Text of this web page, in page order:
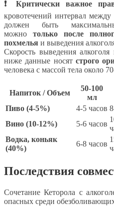
❗ Критически важное
кровотечений интервал
должен быть
можно только после
похмелья и выведения
Скорость выведения
ниже данные носят строго
человека с массой тела около
Напиток / Объем
50-100
мл
Пиво (4-5%)
4-5 часов
Вино (10-12%)
5-6 часов
Водка, коньяк
(40%)
6-8 часов
Последствия
Сочетание Кеторола с
опасных среди